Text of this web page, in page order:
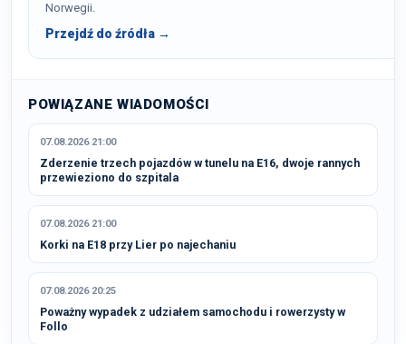
Norwegii.
Przejdź do źródła →
POWIĄZANE WIADOMOŚCI
07.08.2026 21:00
Zderzenie trzech pojazdów w tunelu na E16, dwoje rannych
przewieziono do szpitala
07.08.2026 21:00
Korki na E18 przy Lier po najechaniu
07.08.2026 20:25
Poważny wypadek z udziałem samochodu i rowerzysty w
Follo